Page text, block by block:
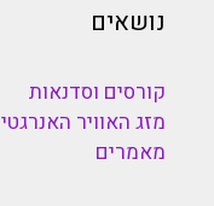
נושאים
קורסים וסדנאות
מזג האוויר האנרגטי
מאמרים